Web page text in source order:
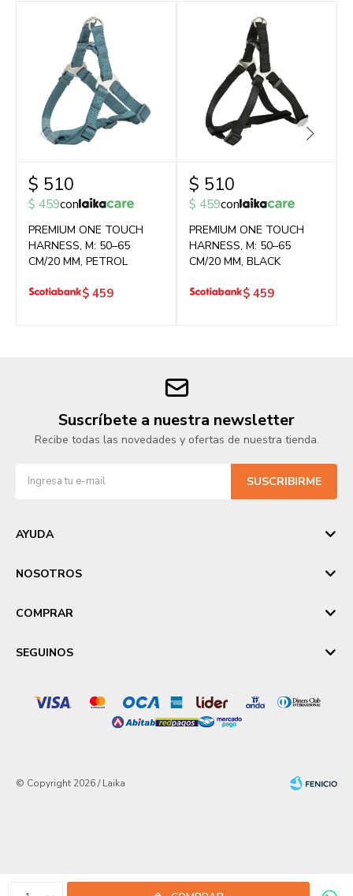
$ 510
$ 459con
PREMIUM ONE TOUCH
HARNESS, M: 50–65
CM/20 MM, PETROL
$ 459
$ 510
$ 459con
PREMIUM ONE TOUCH
HARNESS, M: 50–65
CM/20 MM, BLACK
$ 459
Suscríbete a nuestra newsletter
Recibe todas las novedades y ofertas de nuestra tienda.
SUSCRIBIRME
AYUDA
NOSOTROS
COMPRAR
SEGUINOS
© Copyright 2026 / Laika